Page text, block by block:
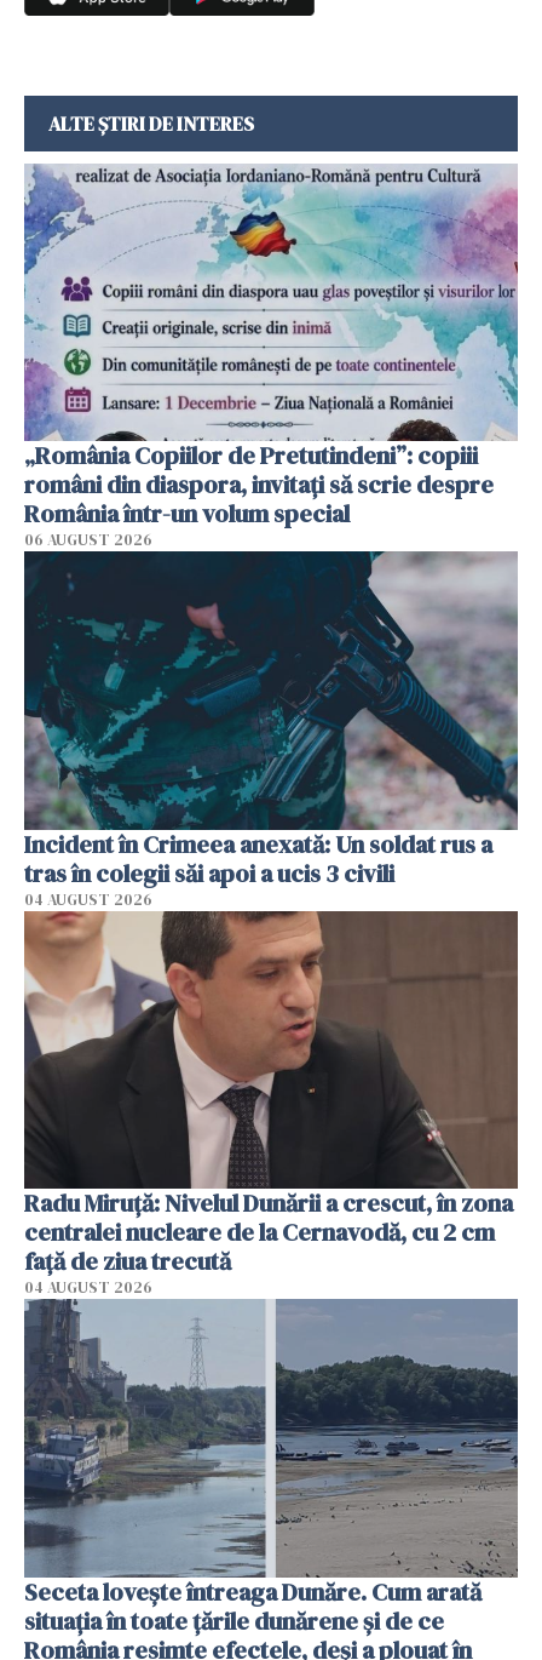
ALTE ȘTIRI DE INTERES
„România Copiilor de Pretutindeni”: copiii
români din diaspora, invitați să scrie despre
România într-un volum special
06 AUGUST 2026
Incident în Crimeea anexată: Un soldat rus a
tras în colegii săi apoi a ucis 3 civili
04 AUGUST 2026
Radu Miruţă: Nivelul Dunării a crescut, în zona
centralei nucleare de la Cernavodă, cu 2 cm
faţă de ziua trecută
04 AUGUST 2026
Seceta lovește întreaga Dunăre. Cum arată
situația în toate țările dunărene și de ce
România resimte efectele, deși a plouat în